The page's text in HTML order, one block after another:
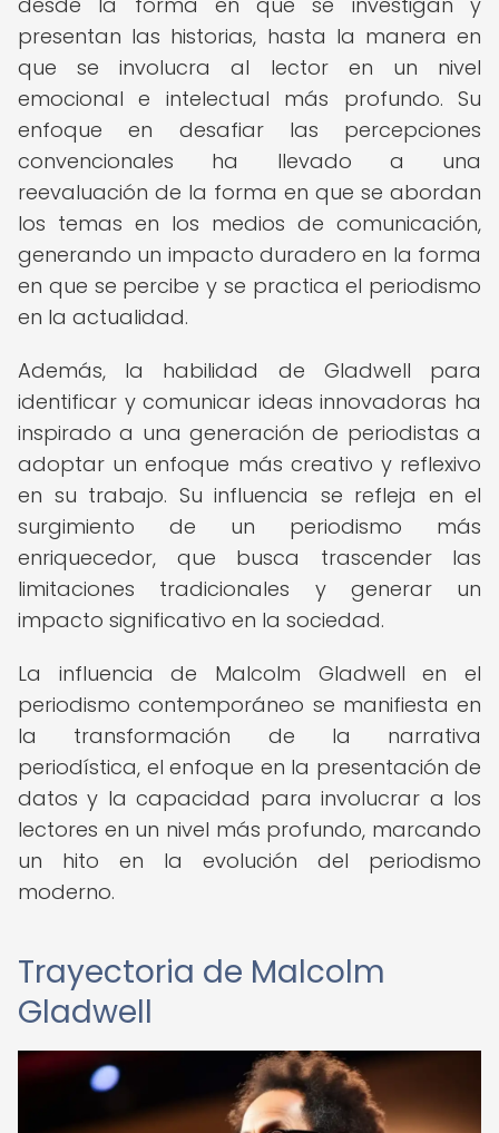
presentan las historias, hasta la manera en
que se involucra al lector en un nivel
emocional e intelectual más profundo. Su
enfoque en desafiar las percepciones
convencionales ha llevado a una
reevaluación de la forma en que se abordan
los temas en los medios de comunicación,
generando un impacto duradero en la forma
en que se percibe y se practica el periodismo
en la actualidad.
Además, la habilidad de Gladwell para
identificar y comunicar ideas innovadoras ha
inspirado a una generación de periodistas a
adoptar un enfoque más creativo y reflexivo
en su trabajo. Su influencia se refleja en el
surgimiento de un periodismo más
enriquecedor, que busca trascender las
limitaciones tradicionales y generar un
impacto significativo en la sociedad.
La influencia de Malcolm Gladwell en el
periodismo contemporáneo se manifiesta en
la transformación de la narrativa
periodística, el enfoque en la presentación de
datos y la capacidad para involucrar a los
lectores en un nivel más profundo, marcando
un hito en la evolución del periodismo
moderno.
Trayectoria de Malcolm
Gladwell